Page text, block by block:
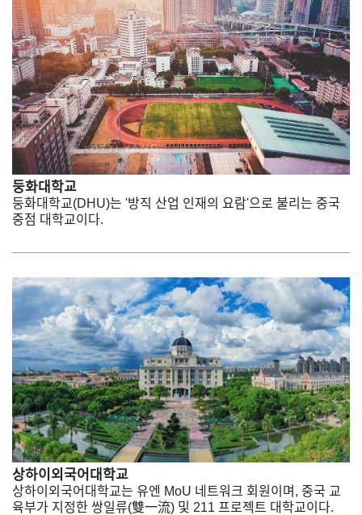
둥화대학교
둥화대학교(DHU)는 '방직 산업 인재의 요람'으로 불리는 중국
중점 대학교이다.
상하이외국어대학교
상하이외국어대학교는 유엔 MoU 네트워크 회원이며, 중국 교
육부가 지정한 쌍일류(雙一流) 및 211 프로젝트 대학교이다.